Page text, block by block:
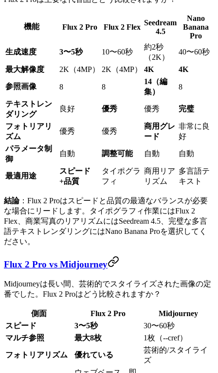
機能 Flux 2 Pro Flux 2 Flex
Seedream
4.5
Nano
Banana
Pro
生成速度
3〜5秒 10〜60秒
約2秒
（2K）
40〜60秒
最大解像度 2K（4MP） 2K（4MP） 4K 4K
参照画像 8 8
14（編
集）
8
テキストレン
ダリング
良好 優秀 優秀 完璧
フォトリアリ
ズム
優秀 優秀
商用グレ
ード
非常に良
好
パラメータ制
御
自動 調整可能 自動 自動
最適用途
スピード
+品質
タイポグラ
フィ
商用リア
リズム
多言語テ
キスト
結論：Flux 2 Proはスピードと品質の最適なバランスが必要
な場合にリードします。タイポグラフィ作業にはFlux 2
Flex、商業写真のリアリズムにはSeedream 4.5、完璧な多言
語テキストレンダリングにはNano Banana Proを選択してく
ださい。
Flux 2 Pro vs Midjourney
Midjourneyは長い間、芸術的でスタイライズされた画像の定
番でした。Flux 2 Proはどう比較されますか？
側面 Flux 2 Pro
Midjourney
スピード
3〜5秒
30〜60秒
マルチ参照
最大8枚 1枚（--cref）
フォトリアリズム 優れている
芸術的/スタイライ
ズ